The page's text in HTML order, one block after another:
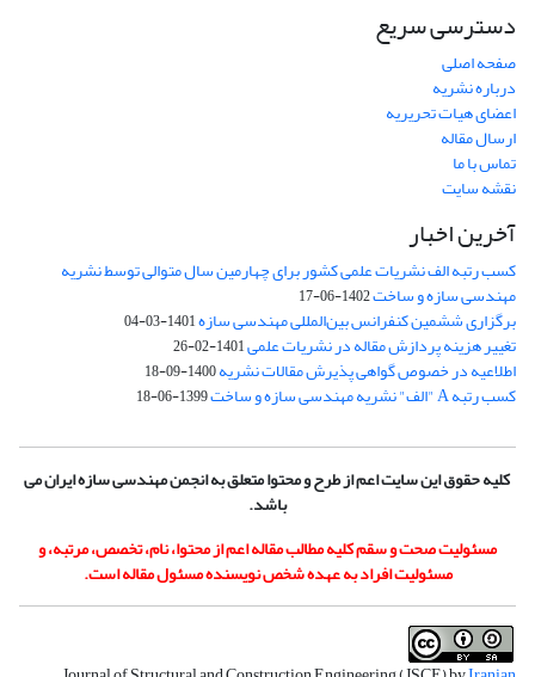
دسترسی سریع
صفحه اصلی
درباره نشریه
اعضای هیات تحریریه
ارسال مقاله
تماس با ما
نقشه سایت
آخرین اخبار
کسب رتبه الف نشریات علمی کشور برای چهارمین سال متوالی توسط نشریه
مهندسی سازه و ساخت1402-06-17
برگزاری ششمین کنفرانس بین‌المللی مهندسی سازه1401-03-04
تغییر هزینه پردازش مقاله در نشریات علمی1401-02-26
اطلاعیه در خصوص گواهی پذیرش مقالات نشریه1400-09-18
کسب رتبه A "الف" نشریه مهندسی سازه و ساخت 1399-06-18
کلیه حقوق این سایت اعم از طرح و محتوا متعلق به انجمن مهندسی سازه ایران می
باشد.
مسئولیت صحت و سقم کلیه مطالب مقاله اعم از محتوا، نام، تخصص، مرتبه، و
مسئولیت افراد به عهده شخص نویسنده مسئول مقاله است.